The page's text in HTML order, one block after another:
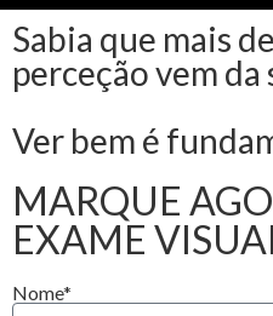
Sabia que mais
perceção vem da
Ver bem é
MARQUE
EXAME
Nome*